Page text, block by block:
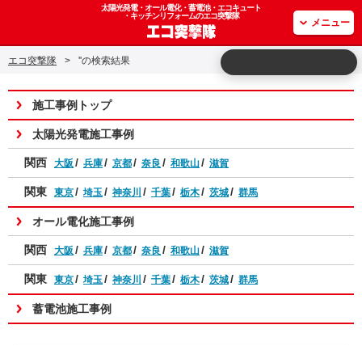
太陽光発電・オール電化・蓄電池・エコキュート
・キッチンリフォームのエコ突撃隊
メニュー
エコ突撃隊 > ''の検索結果
施工事例トップ
太陽光発電施工事例
関西 大阪 兵庫 京都 奈良 和歌山 滋賀
関東 東京 埼玉 神奈川 千葉 栃木 茨城 群馬
オール電化施工事例
関西 大阪 兵庫 京都 奈良 和歌山 滋賀
関東 東京 埼玉 神奈川 千葉 栃木 茨城 群馬
蓄電池施工事例